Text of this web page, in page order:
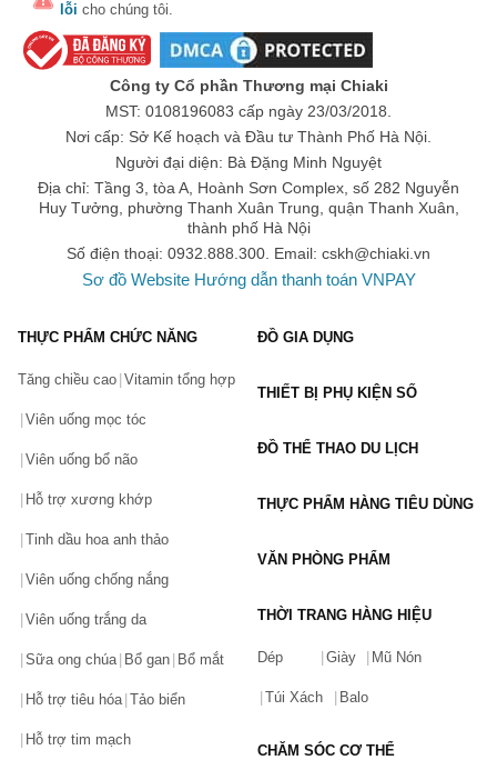
lỗi cho chúng tôi.
Công ty Cổ phần Thương mại Chiaki
MST: 0108196083 cấp ngày 23/03/2018.
Nơi cấp: Sở Kế hoạch và Đầu tư Thành Phố Hà Nội.
Người đại diện: Bà Đặng Minh Nguyệt
Địa chỉ: Tầng 3, tòa A, Hoành Sơn Complex, số 282 Nguyễn
Huy Tưởng, phường Thanh Xuân Trung, quận Thanh Xuân,
thành phố Hà Nội
Số điện thoại: 0932.888.300. Email: cskh@chiaki.vn
Sơ đồ Website Hướng dẫn thanh toán VNPAY
THỰC PHẨM CHỨC NĂNG
Tăng chiều cao Vitamin tổng hợp
Viên uống mọc tóc
Viên uống bổ não
Hỗ trợ xương khớp
Tinh dầu hoa anh thảo
Viên uống chống nắng
Viên uống trắng da
Sữa ong chúa Bổ gan Bổ mắt
Hỗ trợ tiêu hóa Tảo biển
Hỗ trợ tim mạch
ĐỒ GIA DỤNG
THIẾT BỊ PHỤ KIỆN SỐ
ĐỒ THỂ THAO DU LỊCH
THỰC PHẨM HÀNG TIÊU DÙNG
VĂN PHÒNG PHẨM
THỜI TRANG HÀNG HIỆU
Dép Giày Mũ Nón
Túi Xách Balo
CHĂM SÓC CƠ THỂ
Mã Giảm Giá Dành Riêng Cho Bạn
Giảm ngay cho bất kỳ đơn hàng nào.
XXX-XXXX
Số lần áp dụng:
lần
Chỉ áp dụng cho gian hàng:
Ngày hết hạn:
LẤY MÃ NGAY